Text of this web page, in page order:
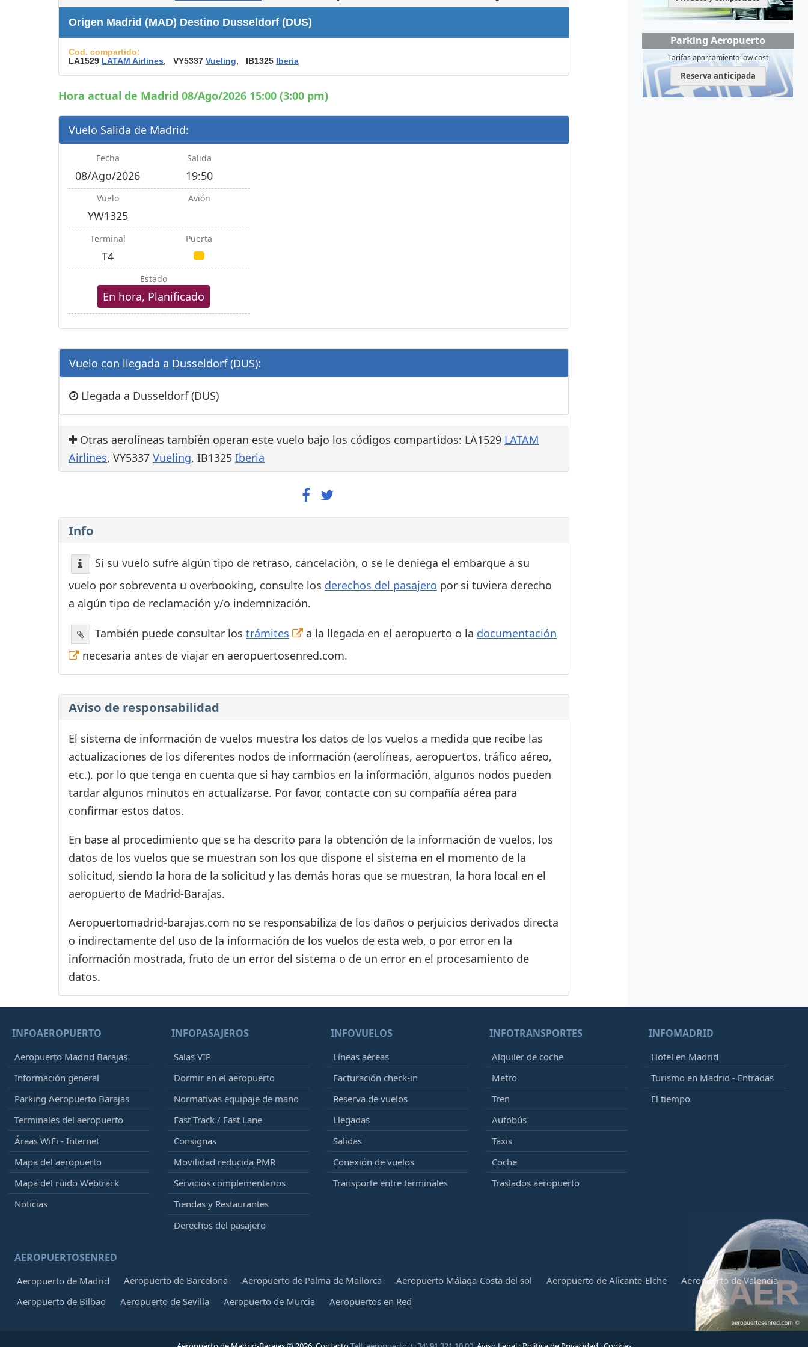
Origen Madrid (MAD) Destino Dusseldorf (DUS)
Cod. compartido:
LA1529 LATAM Airlines, VY5337 Vueling, IB1325 Iberia
Hora actual de Madrid 08/Ago/2026 15:00 (3:00 pm)
Vuelo Salida de Madrid:
Fecha
08/Ago/2026
Salida
19:50
Vuelo
YW1325
Avión
Terminal
T4
Puerta
Estado
En hora, Planificado
Vuelo con llegada a Dusseldorf (DUS):
Llegada a Dusseldorf (DUS)
Otras aerolíneas también operan este vuelo bajo los códigos compartidos: LA1529 LATAM
Airlines, VY5337 Vueling, IB1325 Iberia
Info
Si su vuelo sufre algún tipo de retraso, cancelación, o se le deniega el embarque a su
vuelo por sobreventa u overbooking, consulte los derechos del pasajero por si tuviera derecho
a algún tipo de reclamación y/o indemnización.
También puede consultar los trámites a la llegada en el aeropuerto o la documentación
necesaria antes de viajar en aeropuertosenred.com.
Aviso de responsabilidad
El sistema de información de vuelos muestra los datos de los vuelos a medida que recibe las
actualizaciones de los diferentes nodos de información (aerolíneas, aeropuertos, tráfico aéreo,
etc.), por lo que tenga en cuenta que si hay cambios en la información, algunos nodos pueden
tardar algunos minutos en actualizarse. Por favor, contacte con su compañía aérea para
confirmar estos datos.
En base al procedimiento que se ha descrito para la obtención de la información de vuelos, los
datos de los vuelos que se muestran son los que dispone el sistema en el momento de la
solicitud, siendo la hora de la solicitud y las demás horas que se muestran, la hora local en el
aeropuerto de Madrid-Barajas.
Aeropuertomadrid-barajas.com no se responsabiliza de los daños o perjuicios derivados directa
o indirectamente del uso de la información de los vuelos de esta web, o por error en la
información mostrada, fruto de un error del sistema o de un error en el procesamiento de
datos.
Parking Aeropuerto
Tarifas aparcamiento low cost
Reserva anticipada
INFOAEROPUERTO
Aeropuerto Madrid Barajas
Información general
Parking Aeropuerto Barajas
Terminales del aeropuerto
Áreas WiFi - Internet
Mapa del aeropuerto
Mapa del ruido Webtrack
Noticias
INFOPASAJEROS
Salas VIP
Dormir en el aeropuerto
Normativas equipaje de mano
Fast Track / Fast Lane
Consignas
Movilidad reducida PMR
Servicios complementarios
Tiendas y Restaurantes
Derechos del pasajero
INFOVUELOS
Líneas aéreas
Facturación check-in
Reserva de vuelos
Llegadas
Salidas
Conexión de vuelos
Transporte entre terminales
INFOTRANSPORTES
Alquiler de coche
Metro
Tren
Autobús
Taxis
Coche
Traslados aeropuerto
INFOMADRID
Hotel en Madrid
Turismo en Madrid - Entradas
El tiempo
AEROPUERTOSENRED
Aeropuerto de Madrid Aeropuerto de Barcelona Aeropuerto de Palma de Mallorca Aeropuerto Málaga-Costa del sol Aeropuerto de Alicante-Elche
Aeropuerto de Valencia
Aeropuerto de Bilbao
Aeropuerto de Sevilla Aeropuerto de Murcia Aeropuertos en Red
Consignas
Servicios
complementarios
Tiendas y Restaurantes
Áreas WiFi / Internet